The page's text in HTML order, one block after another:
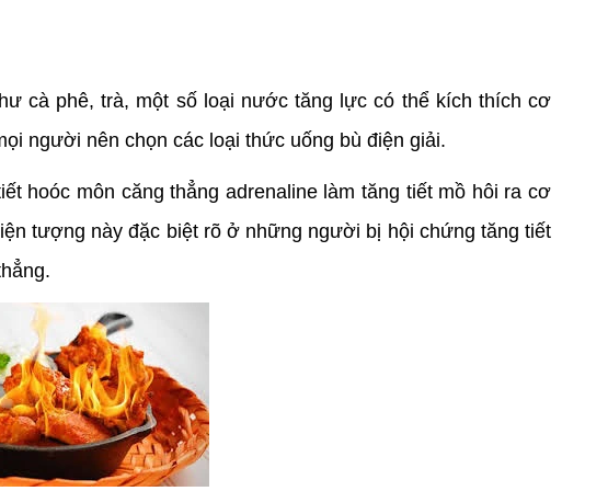
cà phê, trà, một số loại nước tăng lực có thể kích thích cơ
người nên chọn các loại thức uống bù điện giải.
hoóc môn căng thẳng adrenaline làm tăng tiết mồ hôi ra cơ
tượng này đặc biệt rõ ở những người bị hội chứng tăng tiết